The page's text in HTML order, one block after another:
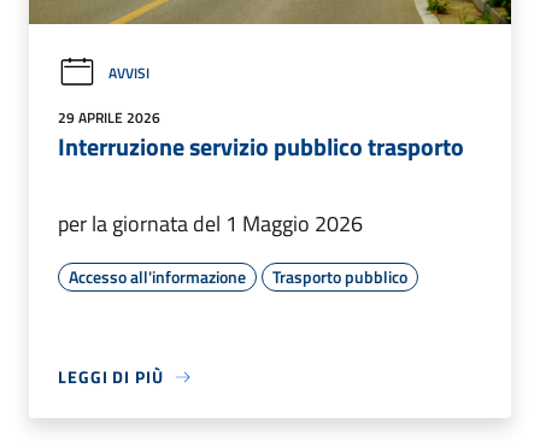
AVVISI
29 APRILE 2026
Interruzione servizio pubblico trasporto
per la giornata del 1 Maggio 2026
Accesso all'informazione Trasporto pubblico
LEGGI DI PIÙ